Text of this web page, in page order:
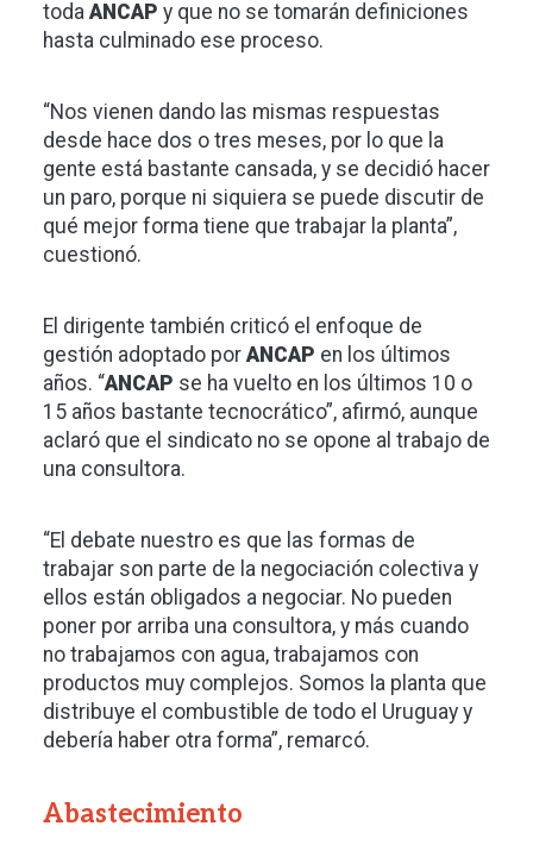
toda ANCAP y que no se tomarán definiciones
hasta culminado ese proceso.
“Nos vienen dando las mismas respuestas
desde hace dos o tres meses, por lo que la
gente está bastante cansada, y se decidió hacer
un paro, porque ni siquiera se puede discutir de
qué mejor forma tiene que trabajar la planta”,
cuestionó.
El dirigente también criticó el enfoque de
gestión adoptado por ANCAP en los últimos
años. “ANCAP se ha vuelto en los últimos 10 o
15 años bastante tecnocrático”, afirmó, aunque
aclaró que el sindicato no se opone al trabajo de
una consultora.
“El debate nuestro es que las formas de
trabajar son parte de la negociación colectiva y
ellos están obligados a negociar. No pueden
poner por arriba una consultora, y más cuando
no trabajamos con agua, trabajamos con
productos muy complejos. Somos la planta que
distribuye el combustible de todo el Uruguay y
debería haber otra forma”, remarcó.
Abastecimiento